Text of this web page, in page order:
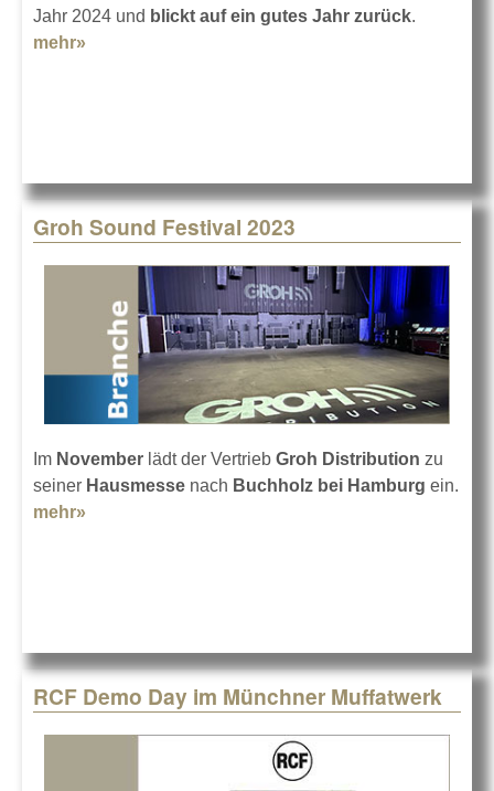
Jahr 2024 und blickt auf ein gutes Jahr zurück.
mehr»
Groh Sound Festival 2023
Im November lädt der Vertrieb Groh Distribution zu
seiner Hausmesse nach Buchholz bei Hamburg ein.
mehr»
RCF Demo Day im Münchner Muffatwerk